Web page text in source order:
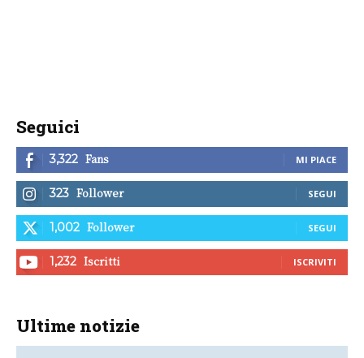
Seguici
3,322 Fans MI PIACE
323 Follower SEGUI
1,002 Follower SEGUI
1,232 Iscritti ISCRIVITI
Ultime notizie